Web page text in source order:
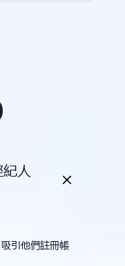
人
引他們註冊帳